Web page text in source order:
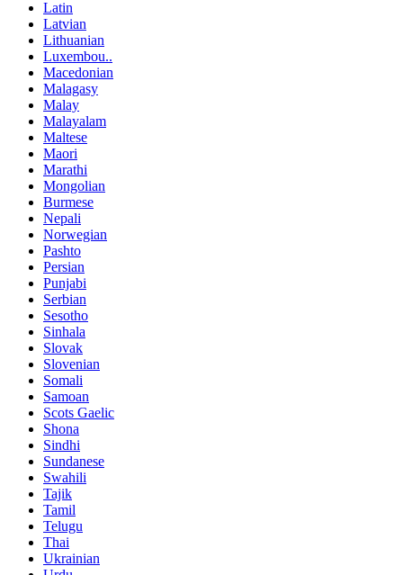
Latin
Latvian
Lithuanian
Luxembou..
Macedonian
Malagasy
Malay
Malayalam
Maltese
Maori
Marathi
Mongolian
Burmese
Nepali
Norwegian
Pashto
Persian
Punjabi
Serbian
Sesotho
Sinhala
Slovak
Slovenian
Somali
Samoan
Scots Gaelic
Shona
Sindhi
Sundanese
Swahili
Tajik
Tamil
Telugu
Thai
Ukrainian